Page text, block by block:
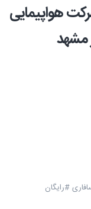
فردا 4روز - شرکت هواپیمایی
مشهد